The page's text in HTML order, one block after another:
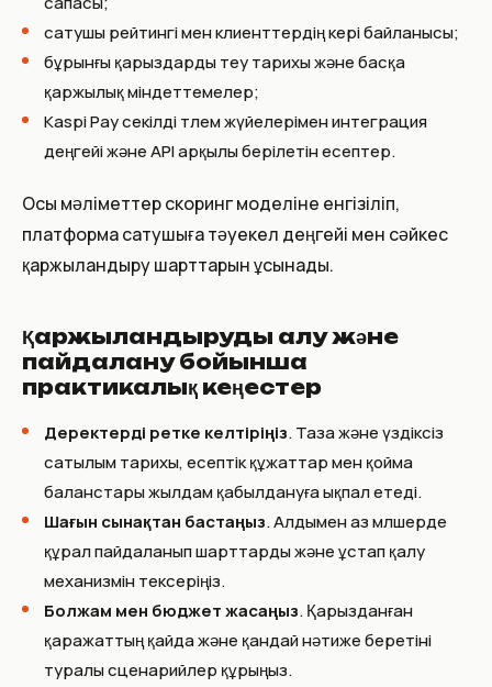
сатушы рейтингі мен клиенттердің кері байланысы;
бұрынғы қарыздарды өтеу тарихы және басқа
қаржылық міндеттемелер;
Kaspi Pay секілді төлем жүйелерімен интеграция
деңгейі және API арқылы берілетін есептер.
Осы мәліметтер скоринг моделіне енгізіліп,
платформа сатушыға тәуекел деңгейі мен сәйкес
қаржыландыру шарттарын ұсынады.
Қаржыландыруды алу және
пайдалану бойынша
практикалық кеңестер
Деректерді ретке келтіріңіз. Таза және үздіксіз
сатылым тарихы, есептік құжаттар мен қойма
баланстары жылдам қабылдануға ықпал етеді.
Шағын сынақтан бастаңыз. Алдымен аз мөлшерде
құрал пайдаланып шарттарды және ұстап қалу
механизмін тексеріңіз.
Болжам мен бюджет жасаңыз. Қарызданған
қаражаттың қайда және қандай нәтиже беретіні
туралы сценарийлер құрыңыз.